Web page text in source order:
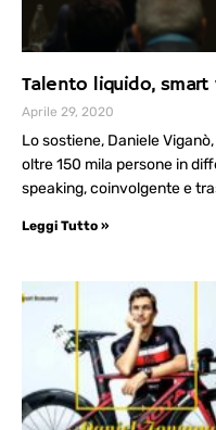
Talento liquido, smart
Aprile 29, 2020
Lo sostiene, Daniele
oltre 150 mila persone in
speaking, coinvolgente e
Leggi Tutto »